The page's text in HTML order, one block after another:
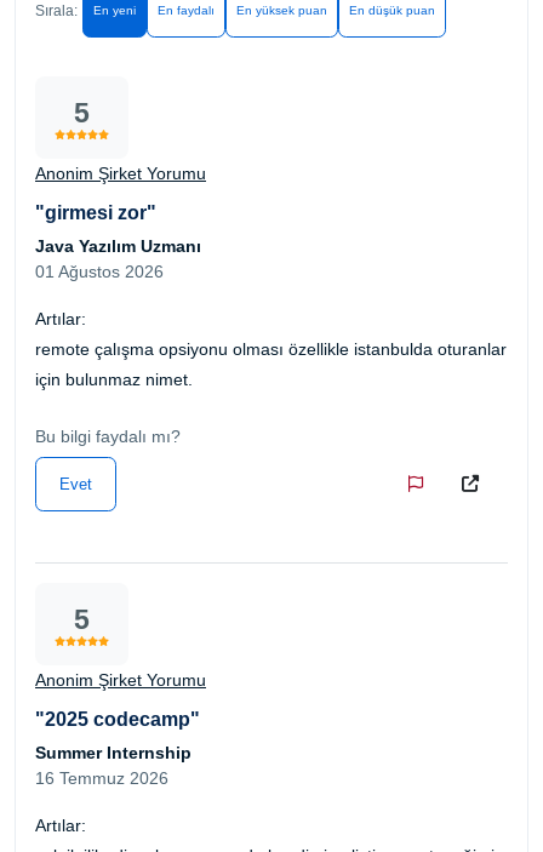
Sırala: En yeni En faydalı En yüksek puan En düşük puan
5
Anonim Şirket Yorumu
"girmesi zor"
Java Yazılım Uzmanı
01 Ağustos 2026
Artılar:
remote çalışma opsiyonu olması özellikle istanbulda oturanlar
için bulunmaz nimet.
Bu bilgi faydalı mı?
Evet
5
Anonim Şirket Yorumu
"2025 codecamp"
Summer Internship
16 Temmuz 2026
Artılar: